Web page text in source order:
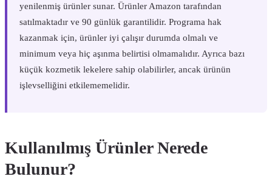
yenilenmiş ürünler sunar. Ürünler Amazon tarafından
satılmaktadır ve 90 günlük garantilidir. Programa hak
kazanmak için, ürünler iyi çalışır durumda olmalı ve
minimum veya hiç aşınma belirtisi olmamalıdır. Ayrıca bazı
küçük kozmetik lekelere sahip olabilirler, ancak ürünün
işlevselliğini etkilememelidir.
Kullanılmış Ürünler Nerede
Bulunur?